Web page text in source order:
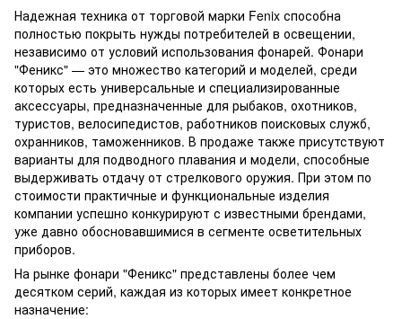
Надежная техника от торговой марки Fenix способна
полностью покрыть нужды потребителей в освещении,
независимо от условий использования фонарей. Фонари
"Феникс" — это множество категорий и моделей, среди
которых есть универсальные и специализированные
аксессуары, предназначенные для рыбаков, охотников,
туристов, велосипедистов, работников поисковых служб,
охранников, таможенников. В продаже также присутствуют
варианты для подводного плавания и модели, способные
выдерживать отдачу от стрелкового оружия. При этом по
стоимости практичные и функциональные изделия
компании успешно конкурируют с известными брендами,
уже давно обосновавшимися в сегменте осветительных
приборов.
На рынке фонари "Феникс" представлены более чем
десятком серий, каждая из которых имеет конкретное
назначение: